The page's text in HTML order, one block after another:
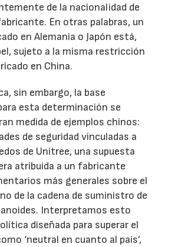
de la nacionalidad de
En otras palabras, un
en Alemania o Japón está,
sujeto a la misma restricción
en China.
sin embargo, la base
esta determinación se
medida de ejemplos chinos:
de seguridad vinculadas a
de Unitree, una supuesta
atribuida a un fabricante
más generales sobre el
de la cadena de suministro de
Interpretamos esto
diseñada para superar el
‘neutral en cuanto al país’,